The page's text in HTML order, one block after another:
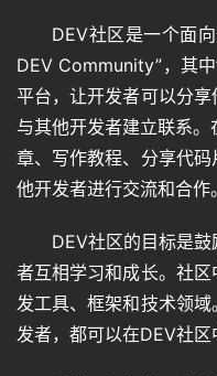
免
费
A
I
DEV社区是一个面
DEV Community”，其
平台，让开发者可以分
与其他开发者建立联系
章、写作教程、分享代
他开发者进行交流和合作。
DEV社区的目标是
者互相学习和成长。社
发工具、框架和技术领
发者，都可以在DEV社区